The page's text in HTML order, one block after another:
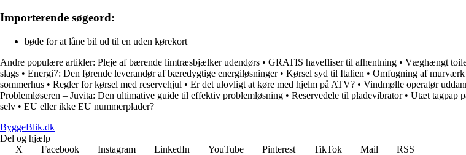
Importerende søgeord:
bøde for at låne bil ud til en uden kørekort
Andre populære artikler: Pleje af bærende limtræsbjælker udendørs • GRATIS havefliser til afhentning • Væghængt
slags • Energi7: Den førende leverandør af bæredygtige energiløsninger• Kørsel syd til Italien • Omfugning af murværk
sommerhus • Regler for kørsel med reservehjul • Er det ulovligt at køre med hjelm på ATV? • Vindmølle operatør
Problemløseren – Juvita: Den ultimative guide til effektiv problemløsning • Reservedele til pladevibrator• Utæt tagpap
selv • EU eller ikke EU nummerplader?
ByggeBlik.dk
Del og hjælp
X
Facebook Instagram LinkedIn YouTube Pinterest TikTok Mail
RSS